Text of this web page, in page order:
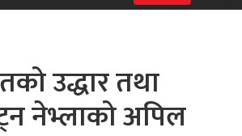
उद्धार तथा
नेभ्लाको अपिल